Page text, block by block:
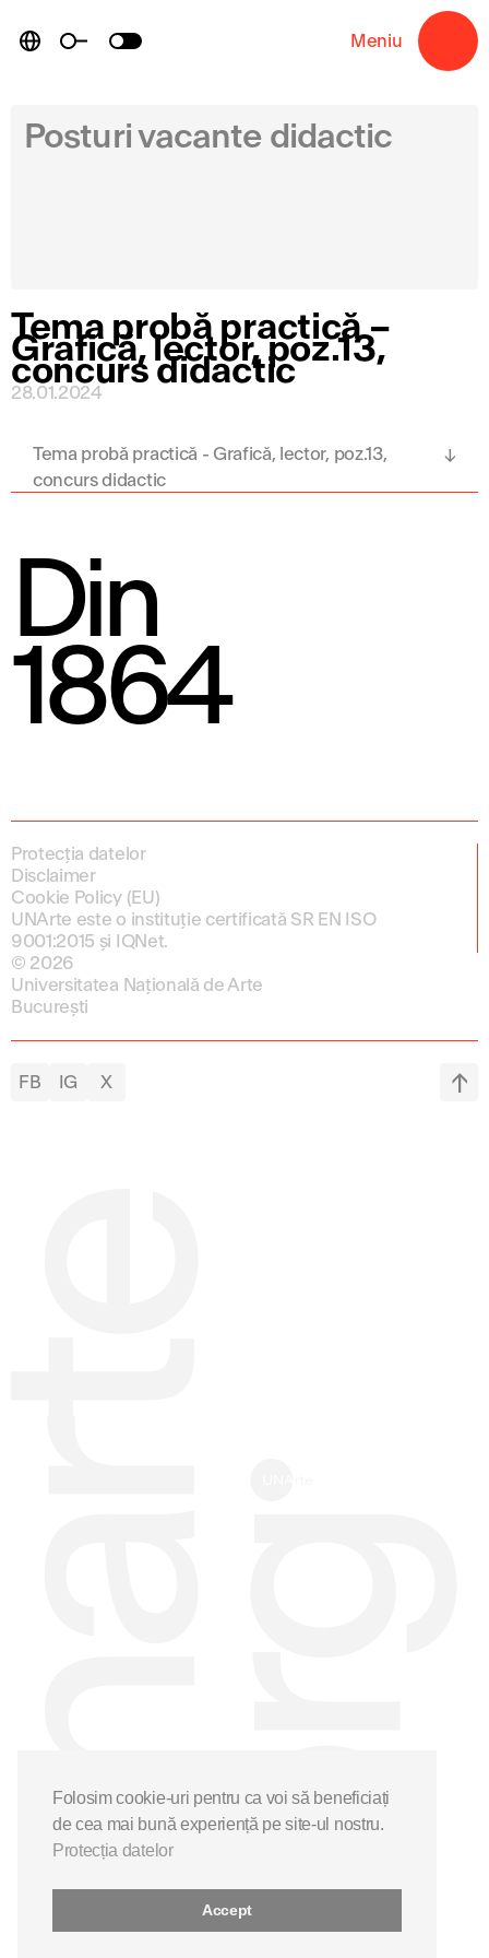
content
Meniu
Posturi vacante didactic
Tema probă practică –
Grafică, lector, poz.13,
concurs didactic
28.01.2024
Tema probă practică - Grafică, lector, poz.13,
concurs didactic
Din
1864
Protecția datelor
Disclaimer
Cookie Policy (EU)
UNArte este o instituție certificată SR EN ISO
9001:2015 și IQNet.
© 2026
Universitatea Națională de Arte
București
FB IG X
Folosim cookie-uri pentru ca voi să beneficiați
de cea mai bună experiență pe site-ul nostru.
Protecția datelor
Accept